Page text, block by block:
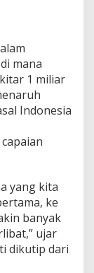
mana
1 miliar
Indonesia
yang kita
ke
banyak
ujar
dikutip dari